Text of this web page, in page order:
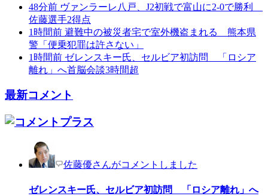
48分前 ヴァンラーレ八戸、J2初戦で富山に2-0で勝利
佐藤選手2得点
1時間前 避難中の被災者宅で室外機盗まれる 熊本県
警「便乗犯罪は許さない」
1時間前 ゼレンスキー氏、セルビア初訪問 「ロシア
離れ」へ首脳会談3時間超
最新コメント
佐藤優さんがコメントしました
ゼレンスキー氏、セルビア初訪問 「ロシア離れ」へ